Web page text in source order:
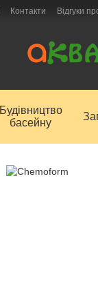
Контакти Відгуки
Будівництво
басейну